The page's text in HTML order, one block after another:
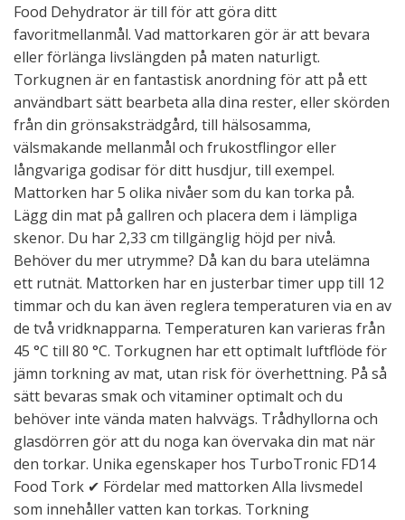
Food Dehydrator är till för att göra ditt
favoritmellanmål. Vad mattorkaren gör är att bevara
eller förlänga livslängden på maten naturligt.
Torkugnen är en fantastisk anordning för att på ett
användbart sätt bearbeta alla dina rester, eller skörden
från din grönsaksträdgård, till hälsosamma,
välsmakande mellanmål och frukostflingor eller
långvariga godisar för ditt husdjur, till exempel.
Mattorken har 5 olika nivåer som du kan torka på.
Lägg din mat på gallren och placera dem i lämpliga
skenor. Du har 2,33 cm tillgänglig höjd per nivå.
Behöver du mer utrymme? Då kan du bara utelämna
ett rutnät. Mattorken har en justerbar timer upp till 12
timmar och du kan även reglera temperaturen via en av
de två vridknapparna. Temperaturen kan varieras från
45 °C till 80 °C. Torkugnen har ett optimalt luftflöde för
jämn torkning av mat, utan risk för överhettning. På så
sätt bevaras smak och vitaminer optimalt och du
behöver inte vända maten halvvägs. Trådhyllorna och
glasdörren gör att du noga kan övervaka din mat när
den torkar. Unika egenskaper hos TurboTronic FD14
Food Tork ✔ Fördelar med mattorken Alla livsmedel
som innehåller vatten kan torkas. Torkning